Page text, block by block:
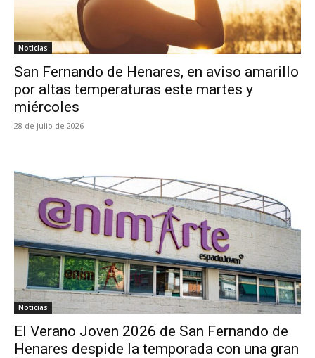
Noticias
San Fernando de Henares, en aviso amarillo
por altas temperaturas este martes y
miércoles
28 de julio de 2026
Noticias
El Verano Joven 2026 de San Fernando de
Henares despide la temporada con una gran